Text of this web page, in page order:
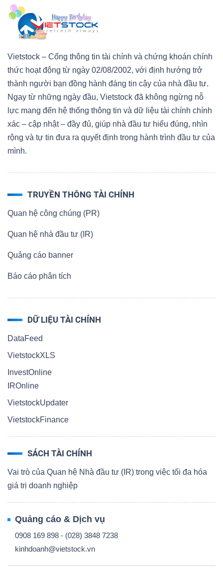
Vietstock – Cổng thông tin tài chính và chứng khoán chính
thức hoạt động từ ngày 02/08/2002, với định hướng trở
thành người bạn đồng hành đáng tin cậy của nhà đầu tư.
Ngay từ những ngày đầu, Vietstock đã không ngừng nỗ
lực mang đến hệ thống thông tin và dữ liệu tài chính chính
xác – cập nhật – đầy đủ, giúp nhà đầu tư hiểu đúng, nhìn
rộng và tự tin đưa ra quyết định trong hành trình đầu tư của
mình.
TRUYỀN THÔNG TÀI CHÍNH
Quan hệ công chúng (PR)
Quan hệ nhà đầu tư (IR)
Quảng cáo banner
Báo cáo phân tích
DỮ LIỆU TÀI CHÍNH
DataFeed
VietstockXLS
InvestOnline
IROnline
VietstockUpdater
VietstockFinance
SÁCH TÀI CHÍNH
Vai trò của Quan hệ Nhà đầu tư (IR) trong việc tối đa hóa
giá trị doanh nghiệp
Quảng cáo & Dịch vụ
0908 169 898 - (028) 3848 7238
kinhdoanh@vietstock.vn